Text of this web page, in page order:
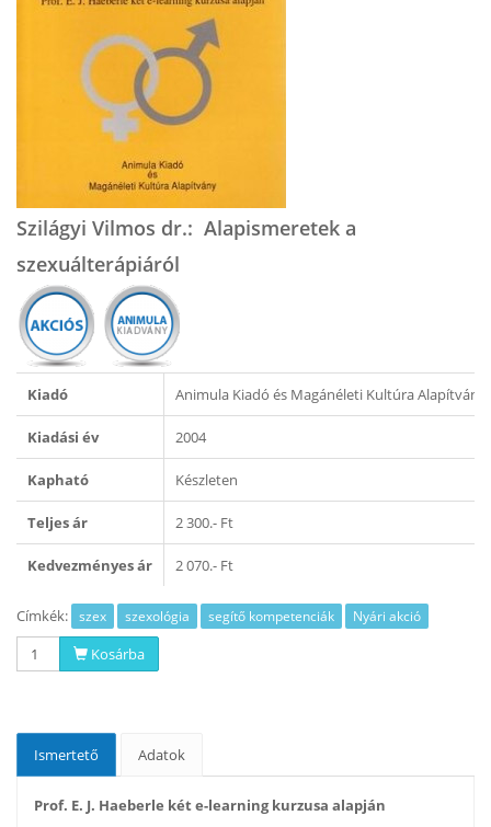
Szilágyi Vilmos dr.: Alapismeretek a
szexuálterápiáról
Kiadó Animula Kiadó és Magánéleti Kultúra Alapítvány
Kiadási év 2004
Kapható Készleten
Teljes ár 2 300.- Ft
Kedvezményes ár 2 070.- Ft
Címkék: szex szexológia segítő kompetenciák Nyári akció
Kosárba
Ismertető Adatok
Prof. E. J. Haeberle két e-learning kurzusa alapján